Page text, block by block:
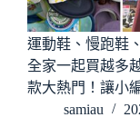
運動鞋、慢跑鞋
全家一起買越多
款大熱門！讓小
samiau